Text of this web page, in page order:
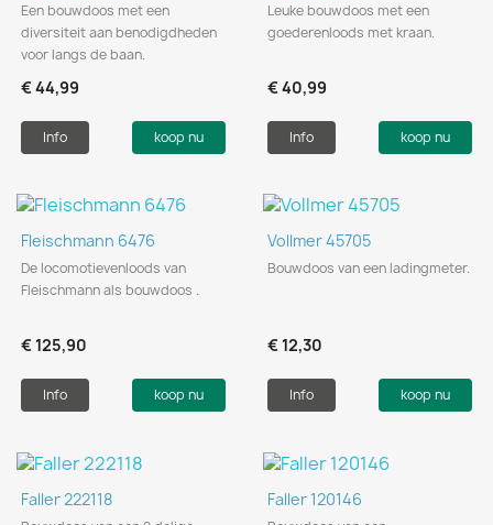
Een bouwdoos met een
diversiteit aan benodigdheden
voor langs de baan.
€ 44,99
Info koop nu
Leuke bouwdoos met een
goederenloods met kraan.
€ 40,99
Info koop nu
Fleischmann 6476
De locomotievenloods van
Fleischmann als bouwdoos .
€ 125,90
Info koop nu
Vollmer 45705
Bouwdoos van een ladingmeter.
€ 12,30
Info koop nu
Faller 222118 Faller 120146